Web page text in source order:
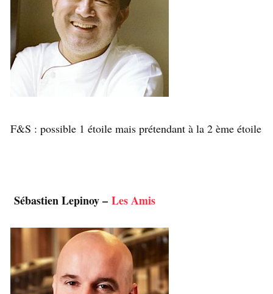
F&S : possible 1 étoile mais prétendant à la 2 ème étoile
Sébastien Lepinoy – Les Amis